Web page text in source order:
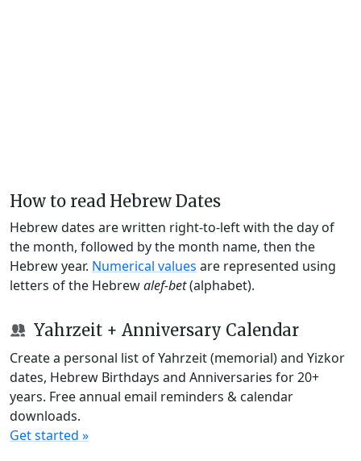
How to read Hebrew Dates
Hebrew dates are written right-to-left with the day of
the month, followed by the month name, then the
Hebrew year. Numerical values are represented using
letters of the Hebrewalef-bet(alphabet).
Yahrzeit + Anniversary Calendar
Create a personal list of Yahrzeit (memorial) and Yizkor
dates, Hebrew Birthdays and Anniversaries for 20+
years. Free annual email reminders & calendar
downloads.
Get started »